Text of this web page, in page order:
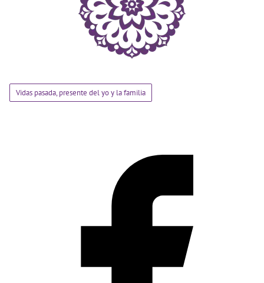
Vidas pasada, presente del yo y la familia